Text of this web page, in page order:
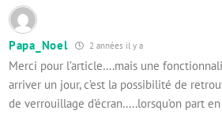
Papa_Noel 2 années il y a
Merci pour l’article….mais une
arriver un jour, c’est la possibilité de
de verrouillage d’écran…..lorsqu’on part